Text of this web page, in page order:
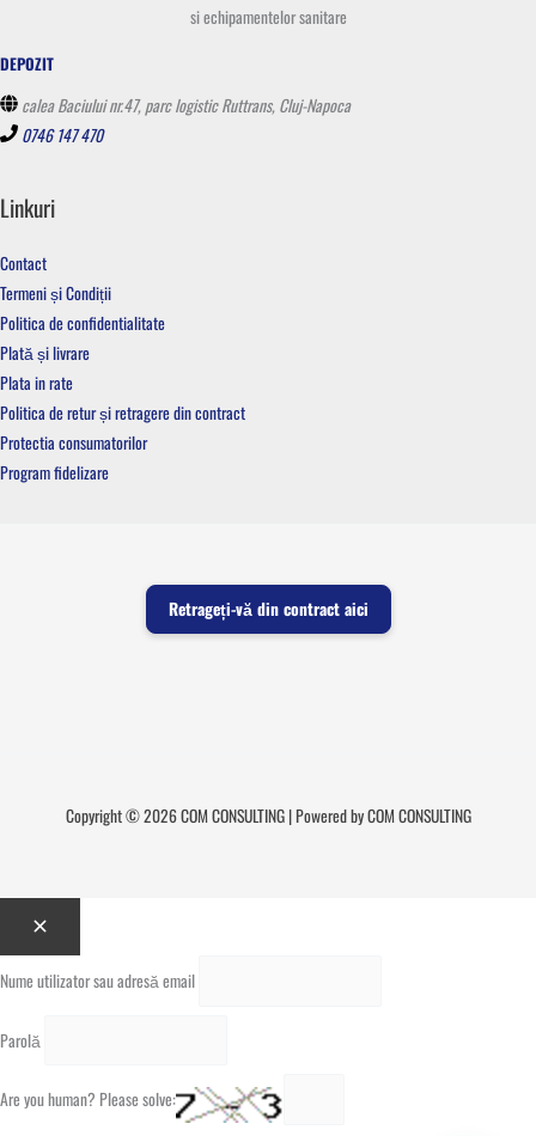
si echipamentelor sanitare
DEPOZIT
calea Baciului nr.47, parc logistic Ruttrans, Cluj-Napoca
0746 147 470
Linkuri
Contact
Termeni și Condiții
Politica de confidentialitate
Plată și livrare
Plata in rate
Politica de retur și retragere din contract
Protectia consumatorilor
Program fidelizare
Retrageți-vă din contract aici
Copyright © 2026 COM CONSULTING | Powered by COM CONSULTING
Nume utilizator sau adresă email
Parolă
Are you human? Please solve: